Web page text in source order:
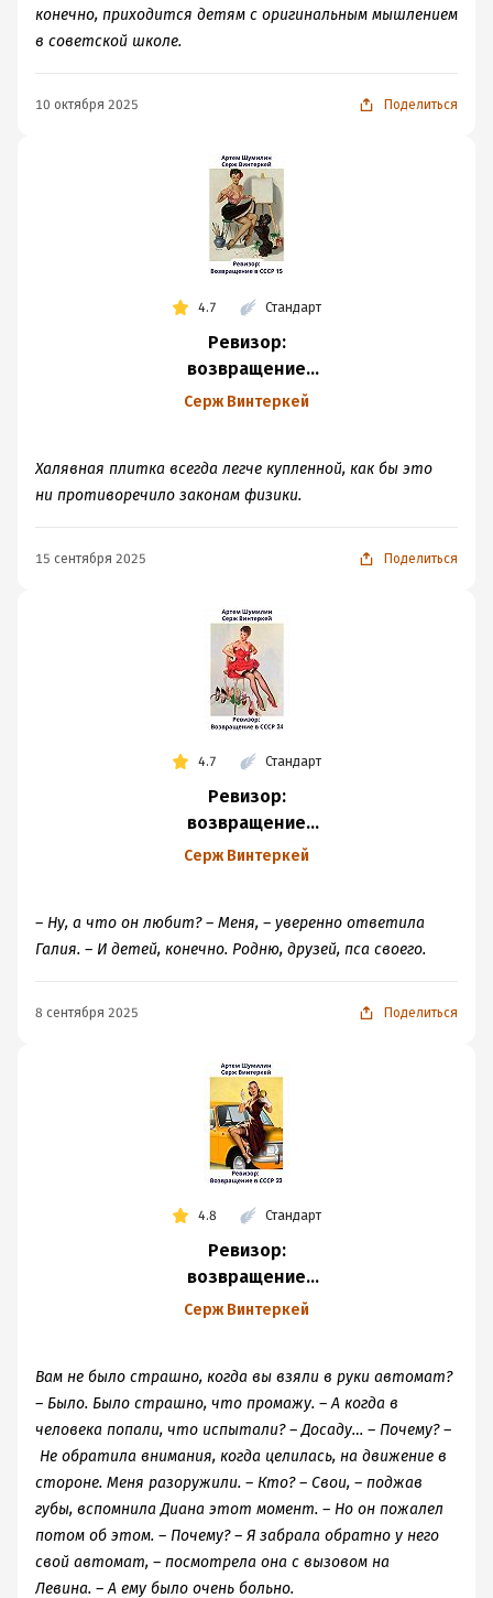
конечно, приходится детям с оригинальным мышлением
в советской школе.
10 октября 2025 Поделиться
4.7 Стандарт
Ревизор:
возвращение
в СССР 15
Серж Винтеркей
Халявная плитка всегда легче купленной, как бы это
ни противоречило законам физики.
15 сентября 2025 Поделиться
4.7 Стандарт
Ревизор:
возвращение
в СССР 24
Серж Винтеркей
– Ну, а что он любит? – Меня, – уверенно ответила
Галия. – И детей, конечно. Родню, друзей, пса своего.
8 сентября 2025 Поделиться
4.8 Стандарт
Ревизор:
возвращение
в СССР 23
Серж Винтеркей
Вам не было страшно, когда вы взяли в руки автомат?
– Было. Было страшно, что промажу. – А когда в
человека попали, что испытали? – Досаду… – Почему? –
Не обратила внимания, когда целилась, на движение в
стороне. Меня разоружили. – Кто? – Свои, – поджав
губы, вспомнила Диана этот момент. – Но он пожалел
потом об этом. – Почему? – Я забрала обратно у него
свой автомат, – посмотрела она с вызовом на
Левина. – А ему было очень больно.